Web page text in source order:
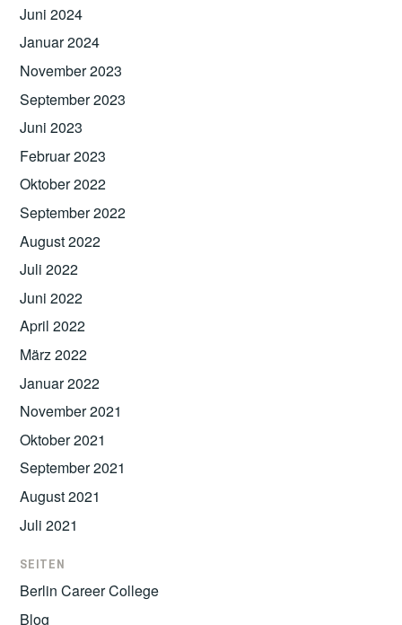
Juni 2024
Januar 2024
November 2023
September 2023
Juni 2023
Februar 2023
Oktober 2022
September 2022
August 2022
Juli 2022
Juni 2022
April 2022
März 2022
Januar 2022
November 2021
Oktober 2021
September 2021
August 2021
Juli 2021
SEITEN
Berlin Career College
Blog